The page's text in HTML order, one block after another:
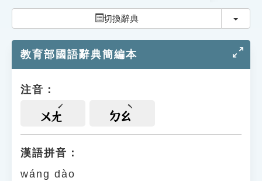
索引選單
單字索引
遊戲專區
貓頭鷹博士
切換辭典 切換
教育部國語辭典簡編本
注音：
ㄨㄤ ㄉㄠ
漢語拼音：
wáng dào